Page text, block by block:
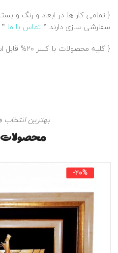
{ تمامی کار ها در ابعاد و رنگ و
سفارشی سازی دارند ” تماس با ما }
{ کلیه محصولات با کسر 20% قابل استرداد می باشند }
بهترین انتخاب
-20%